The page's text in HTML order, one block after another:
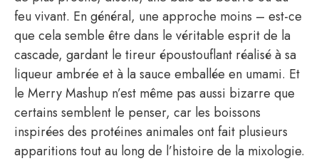
feu vivant. En général, une approche moins – est-ce
que cela semble être dans le véritable esprit de la
cascade, gardant le tireur époustouflant réalisé à sa
liqueur ambrée et à la sauce emballée en umami. Et
le Merry Mashup n’est même pas aussi bizarre que
certains semblent le penser, car les boissons
inspirées des protéines animales ont fait plusieurs
apparitions tout au long de l’histoire de la mixologie.